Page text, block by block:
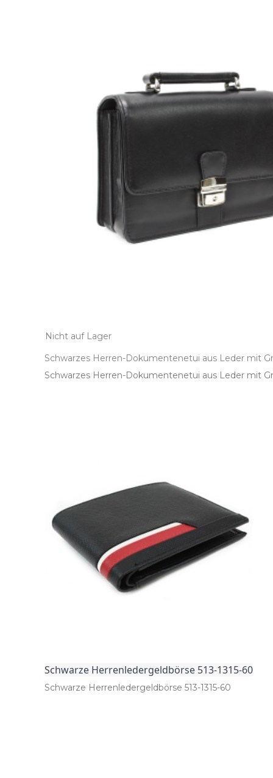
Nicht auf Lager
Schwarzes Herren-Dokumentenetui aus Leder mit
Schwarzes Herren­-Dokumentenetui aus Leder mit
Schwarze Herrenledergeldbörse 513-1315-60
Schwarze Herrenledergeldbörse 513­-1315­-60